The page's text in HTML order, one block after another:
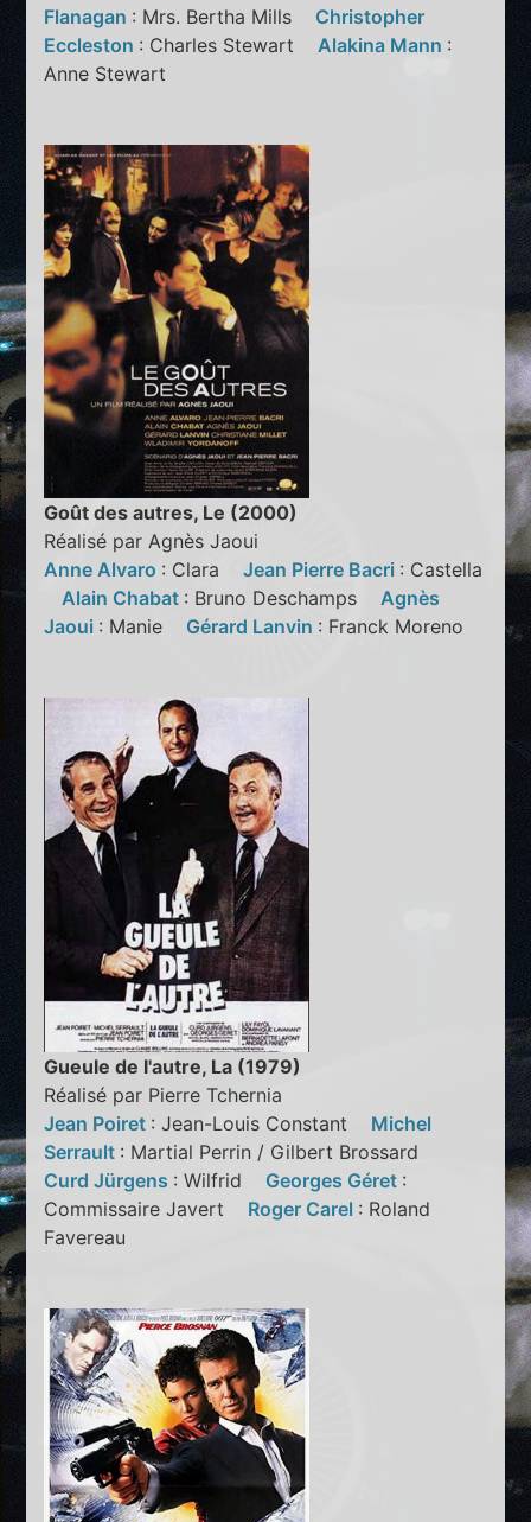
Flanagan : Mrs. Bertha Mills Christopher
Eccleston : Charles Stewart Alakina Mann :
Anne Stewart
Goût des autres, Le (2000)
Réalisé par Agnès Jaoui
Anne Alvaro : ClaraJean Pierre Bacri : Castella
Alain Chabat : Bruno DeschampsAgnès
Jaoui : Manie Gérard Lanvin : Franck Moreno
Gueule de l'autre, La (1979)
Réalisé par Pierre Tchernia
Jean Poiret : Jean-Louis Constant Michel
Serrault : Martial Perrin / Gilbert Brossard
Curd Jürgens : Wilfrid Georges Géret :
Commissaire Javert Roger Carel : Roland
Favereau